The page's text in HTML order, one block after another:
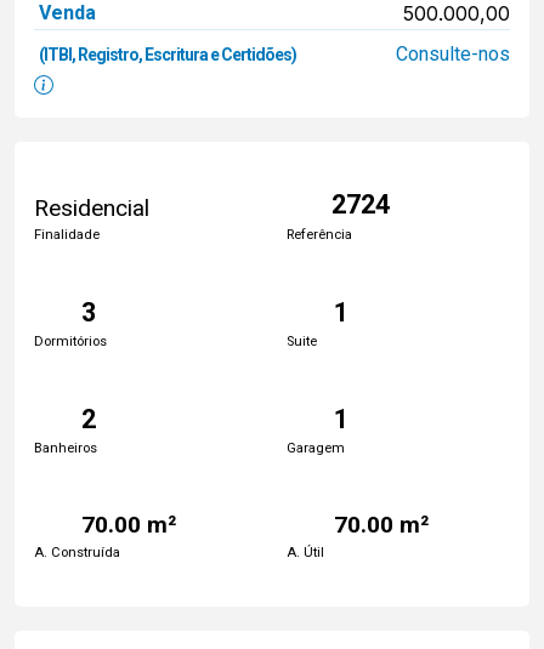
Venda
500.000,00
(ITBI, Registro, Escritura e Certidões) Consulte-nos
Residencial
Finalidade
2724
Referência
3
Dormitórios
1
Suite
2
Banheiros
1
Garagem
70.00 m²
A. Construída
70.00 m²
A. Útil